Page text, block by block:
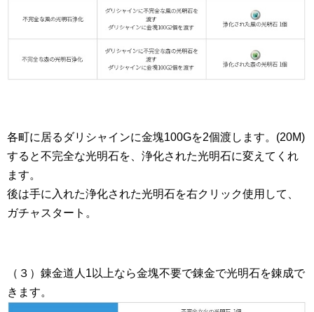
各町に居るダリシャインに金塊100Gを2個渡します。(20M)
すると不完全な光明石を、浄化された光明石に変えてくれ
ます。
後は手に入れた浄化された光明石を右クリック使用して、
ガチャスタート。
（３）錬金道人1以上なら金塊不要で錬金で光明石を錬成で
きます。